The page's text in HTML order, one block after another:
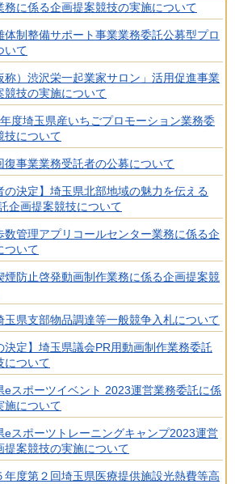
務に係る企画提案競技の実施について
体制整備サポート事業業務委託公募型プロ
いて
称）渋沢栄一起業家サロン」活用促進事業
競技の実施について
年度埼玉県産いちごプロモーション業務委
技について
復事業業務受託者の公募について
の決定】埼玉県北部地域の魅力を伝える
企画提案競技について
数管理アプリコールセンター業務に係る企
ついて
煙防止啓発動画制作業務に係る企画提案競
玉県支部物品調達等一般競争入札について
決定】埼玉県議会PR用動画制作業務委託
について
eスポーツイベント 2023運営業務委託に係
施について
eスポーツトレーニングキャンプ2023運営
提案競技の実施について
年度第２回埼玉県医療提供施設光熱費等高